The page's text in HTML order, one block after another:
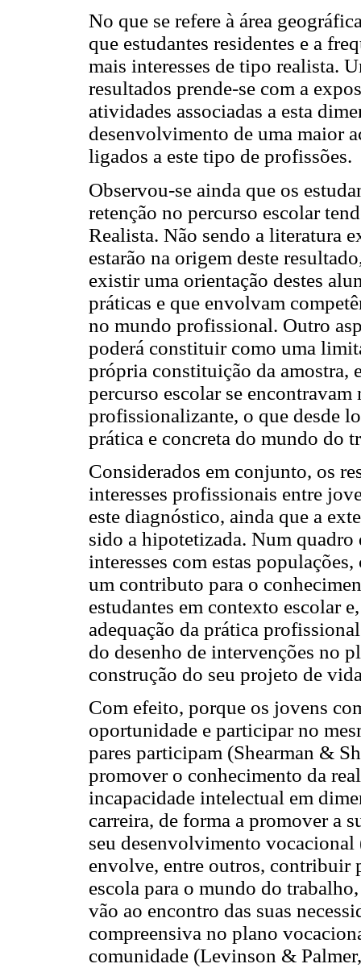
No que se refere à área
que estudantes residentes e a
mais interesses de tipo realista.
resultados prende-se com a
atividades associadas a esta
desenvolvimento de uma maior
ligados a este tipo de profissões.
Observou-se ainda que os
retenção no percurso escolar
Realista. Não sendo a literatura
estarão na origem deste
existir uma orientação destes
práticas e que envolvam
no mundo profissional. Outro
poderá constituir como uma
própria constituição da amostra,
percurso escolar se
profissionalizante, o que desde
prática e concreta do mundo do
Considerados em conjunto, os
interesses profissionais entre
este diagnóstico, ainda que a
sido a hipotetizada. Num quadro
interesses com estas
um contributo para o
estudantes em contexto escolar
adequação da prática
do desenho de intervenções no
construção do seu projeto de
Com efeito, porque os jovens
oportunidade e participar no
pares participam (Shearman &
promover o conhecimento da
incapacidade intelectual em
carreira, de forma a promover a
seu desenvolvimento
envolve, entre outros, contribuir
escola para o mundo do
vão ao encontro das suas
compreensiva no plano
comunidade (Levinson &